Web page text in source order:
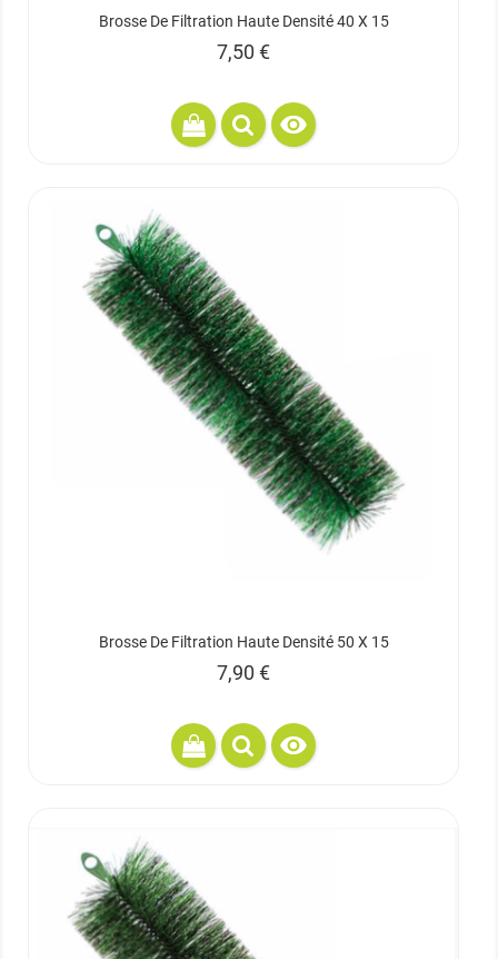
Brosse De Filtration Haute Densité 40 X 15
Prix
7,50 €

Brosse De Filtration Haute Densité 50 X 15
Prix
7,90 €
